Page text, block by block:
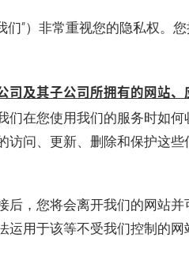
们”）非常重视您的隐私权。
及其子公司所拥有的网站、
们在您使用我们的服务时如何
访问、更新、删除和保护这些
后，您将会离开我们的网站并
运用于该等不受我们控制的网